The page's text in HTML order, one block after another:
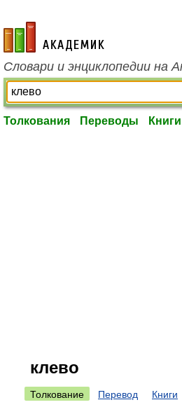
academic.ru
Словари и энциклопедии на
Толкования Переводы Книги
клево
Толкование Перевод Книги